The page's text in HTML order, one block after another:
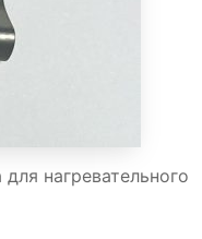
нагревательного